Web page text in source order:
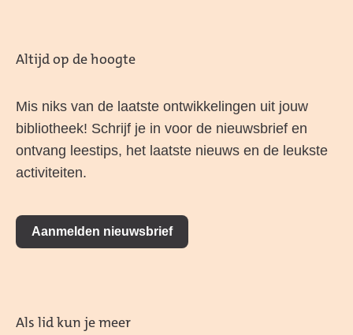
Altijd op de hoogte
Mis niks van de laatste ontwikkelingen uit jouw
bibliotheek! Schrijf je in voor de nieuwsbrief en
ontvang leestips, het laatste nieuws en de leukste
activiteiten.
Aanmelden nieuwsbrief
Als lid kun je meer